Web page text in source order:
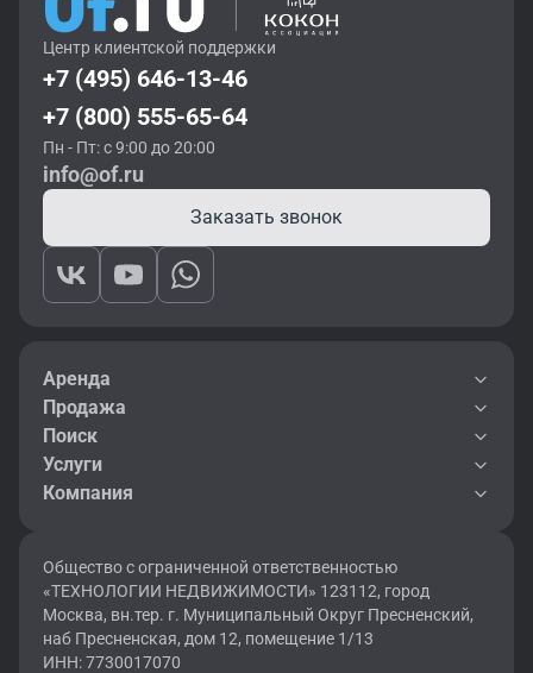
Центр клиентской поддержки
+7 (495) 646-13-46
+7 (800) 555-65-64
Пн - Пт: с 9:00 до 20:00
info@of.ru
Заказать звонок
Аренда
Продажа
Поиск
Услуги
Компания
Общество с ограниченной ответственностью
«ТЕХНОЛОГИИ НЕДВИЖИМОСТИ» 123112, город
Москва, вн.тер. г. Муниципальный Округ Пресненский,
наб Пресненская, дом 12, помещение 1/13
ИНН: 7730017070